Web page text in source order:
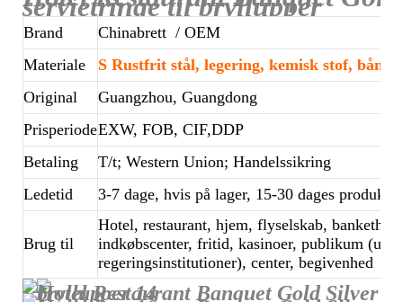
Brand Chinabrett / OEM
Materiale
S Rustfrit stål, legering, kemisk stof,
Original
Guangzhou, Guangdong
PrisperiodeEXW, FOB, CIF,DDP
Betaling
T/t; Western Union; Handelssikring
Ledetid
3-7 dage, hvis på lager, 15-30 dages
Brug til
Hotel, restaurant, hjem, flyselskab,
indkøbscenter, fritid, kasinoer, publikum
regeringsinstitutioner), center, begivenhed